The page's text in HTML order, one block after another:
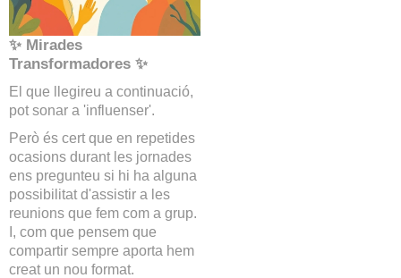
✨ Mirades
Transformadores ✨
El que llegireu a continuació,
pot sonar a 'influenser'.
Però és cert que en repetides
ocasions durant les jornades
ens pregunteu si hi ha alguna
possibilitat d'assistir a les
reunions que fem com a grup.
I, com que pensem que
compartir sempre aporta hem
creat un nou format.